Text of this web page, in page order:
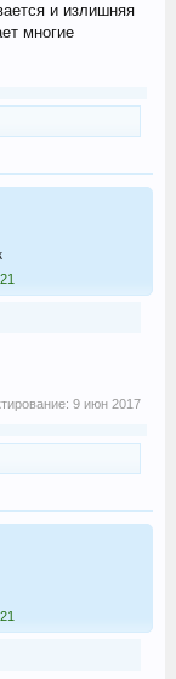
и излишняя
многие
9 июн 2017